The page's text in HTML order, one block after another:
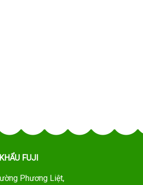
FUJI
Phương Liệt,